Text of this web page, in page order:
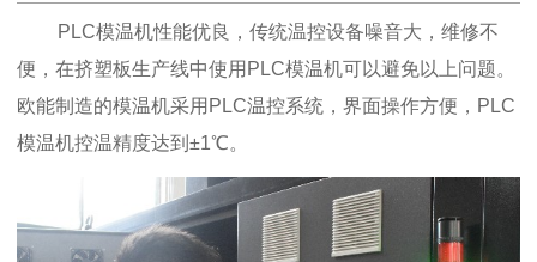
PLC模温机性能优良，传统温控设备噪音大，维修不
便，在挤塑板生产线中使用PLC模温机可以避免以上问题。
欧能制造的模温机采用PLC温控系统，界面操作方便，PLC
模温机控温精度达到±1℃。